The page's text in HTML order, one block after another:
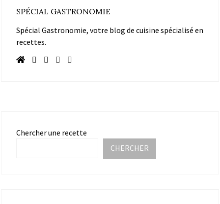
SPÉCIAL GASTRONOMIE
Spécial Gastronomie, votre blog de cuisine spécialisé en
recettes.
Chercher une recette
CHERCHER